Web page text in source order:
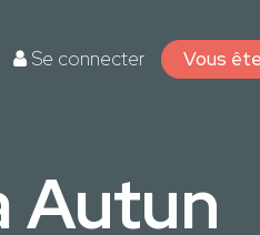
Se connecter Vous
Autun